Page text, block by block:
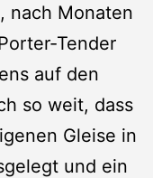
nach Monaten
Tender
auf den
so weit, dass
Gleise in
und ein